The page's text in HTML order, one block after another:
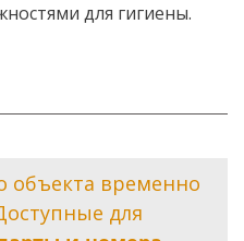
для гигиены.
объекта временно
для